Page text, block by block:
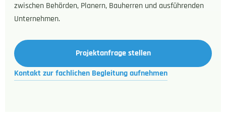
zwischen Behörden, Planern, Bauherren und ausführenden
Unternehmen.
Projektanfrage stellen
Kontakt zur fachlichen Begleitung aufnehmen